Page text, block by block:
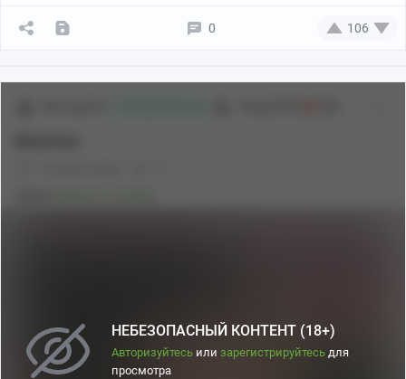
Автор: vivianvalenart
0 106
НЕБЕЗОПАСНЫЙ КОНТЕНТ (18+)
Авторизуйтесь или зарегистрируйтесь для
просмотра